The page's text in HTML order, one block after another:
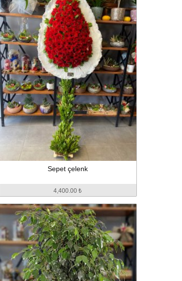
Sepet çelenk
4,400.00 ₺